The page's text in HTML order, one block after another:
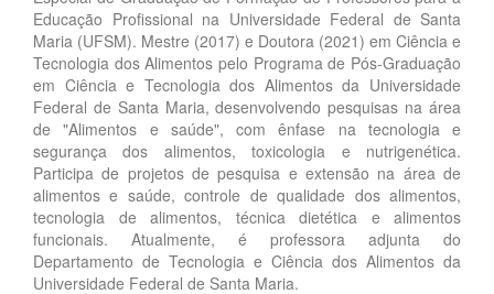
Educação Profissional na Universidade Federal de Santa
Maria (UFSM). Mestre (2017) e Doutora (2021) em Ciência e
Tecnologia dos Alimentos pelo Programa de Pós-Graduação
em Ciência e Tecnologia dos Alimentos da Universidade
Federal de Santa Maria, desenvolvendo pesquisas na área
de "Alimentos e saúde", com ênfase na tecnologia e
segurança dos alimentos, toxicologia e nutrigenética.
Participa de projetos de pesquisa e extensão na área de
alimentos e saúde, controle de qualidade dos alimentos,
tecnologia de alimentos, técnica dietética e alimentos
funcionais. Atualmente, é professora adjunta do
Departamento de Tecnologia e Ciência dos Alimentos da
Universidade Federal de Santa Maria.